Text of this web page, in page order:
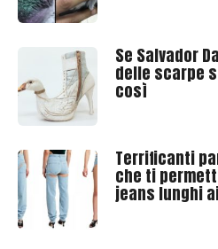
Se Salvador
delle scarpe
così
Terrificanti
che ti
jeans lunghi